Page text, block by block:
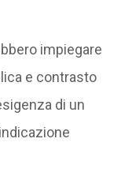
impiegare
e contrasto
di un